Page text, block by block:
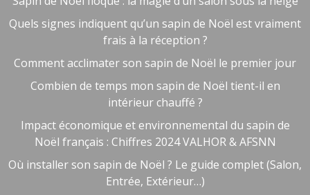
Quels signes indiquent qu’un sapin de Noël est vraiment
frais à la réception ?
Comment acclimater son sapin de Noël le premier jour
Combien de temps mon sapin de Noël tient-il en
intérieur chauffé ?
Impact économique et environnemental du sapin de
Noël français : Chiffres 2024 VALHOR & AFSNN
Où installer son sapin de Noël ? Le guide complet (Salon,
Entrée, Extérieur…)